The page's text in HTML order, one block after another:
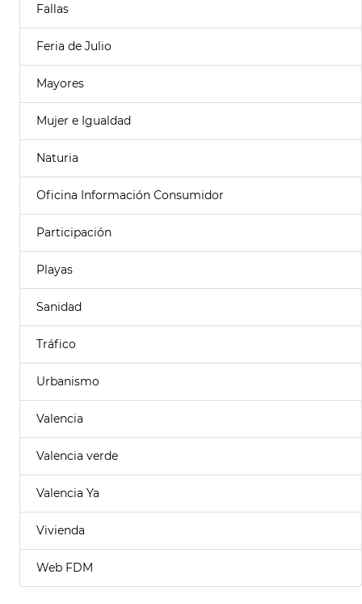
Fallas
Feria de Julio
Mayores
Mujer e Igualdad
Naturia
Oficina Información Consumidor
Participación
Playas
Sanidad
Tráfico
Urbanismo
Valencia
Valencia verde
Valencia Ya
Vivienda
Web FDM